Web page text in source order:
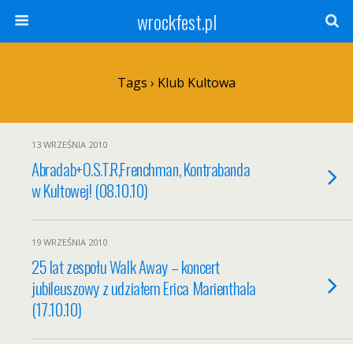
wrockfest.pl
Tags › Klub Kultowa
13 WRZEŚNIA 2010
Abradab+O.S.T.R,Frenchman, Kontrabanda
w Kultowej! (08.10.10)
19 WRZEŚNIA 2010
25 lat zespołu Walk Away – koncert
jubileuszowy z udziałem Erica Marienthala
(17.10.10)